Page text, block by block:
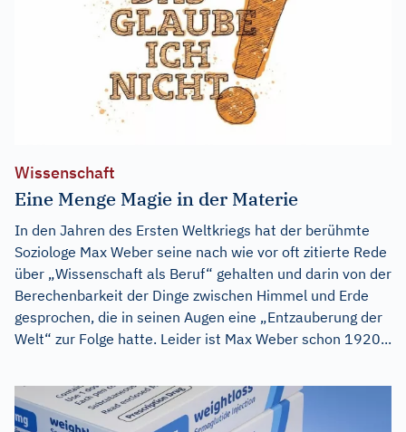
Wissenschaft
Eine Menge Magie in der Materie
In den Jahren des Ersten Weltkriegs hat der berühmte
Soziologe Max Weber seine nach wie vor oft zitierte Rede
über „Wissenschaft als Beruf“ gehalten und darin von der
Berechenbarkeit der Dinge zwischen Himmel und Erde
gesprochen, die in seinen Augen eine „Entzauberung der
Welt“ zur Folge hatte. Leider ist Max Weber schon 1920...